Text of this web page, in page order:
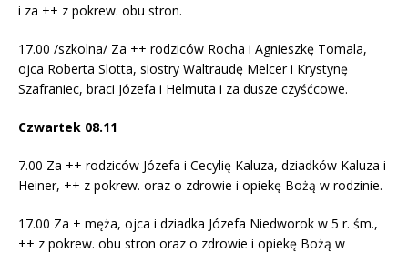
i za ++ z pokrew. obu stron.
17.00 /szkolna/ Za ++ rodziców Rocha i Agnieszkę Tomala,
ojca Roberta Slotta, siostry Waltraudę Melcer i Krystynę
Szafraniec, braci Józefa i Helmuta i za dusze czyśćcowe.
Czwartek 08.11
7.00 Za ++ rodziców Józefa i Cecylię Kaluza, dziadków Kaluza i
Heiner, ++ z pokrew. oraz o zdrowie i opiekę Bożą w rodzinie.
17.00 Za + męża, ojca i dziadka Józefa Niedworok w 5 r. śm.,
++ z pokrew. obu stron oraz o zdrowie i opiekę Bożą w